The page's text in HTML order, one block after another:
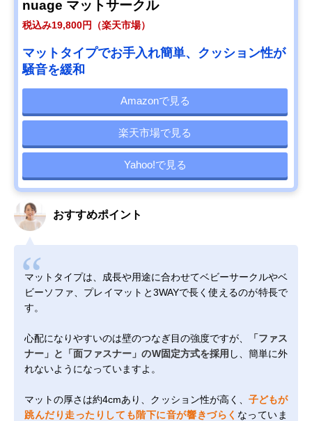
nuage マットサークル
税込み19,800円（楽天市場）
マットタイプでお手入れ簡単、クッション性が
騒音を緩和
Amazonで見る
楽天市場で見る
Yahoo!で見る
おすすめポイント
マットタイプは、成長や用途に合わせてベビーサークルやベ
ビーソファ、プレイマットと3WAYで長く使えるのが特長で
す。
心配になりやすいのは壁のつなぎ目の強度ですが、
「ファス
ナー」と「面ファスナー」のW固定方式を採用 し、簡単に外
れないようになっていますよ。
マットの厚さは約4cmあり、クッション性が高く、 子どもが
跳んだり走ったりしても階下に音が響きづらく なっていま